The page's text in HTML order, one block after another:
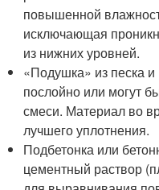
повышенной
исключающая
из нижних уровней.
«Подушка» из песка
послойно или могут
смеси. Материал во
лучшего уплотнения.
Подбетонка или
цементный раствор